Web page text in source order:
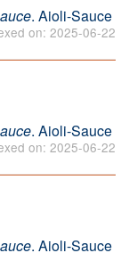
. Aioli-Sauce
on: 2025-06-22
. Aioli-Sauce
on: 2025-06-22
. Aioli-Sauce